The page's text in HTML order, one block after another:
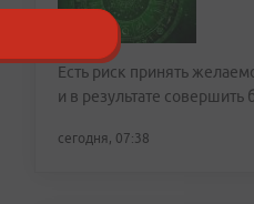
Есть риск принять
и в результате
сегодня, 07:38